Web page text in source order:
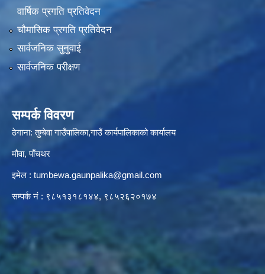
वार्षिक प्रगति प्रतिवेदन
चौमासिक प्रगति प्रतिवेदन
सार्वजनिक सुनुवाई
सार्वजनिक परीक्षण
सम्पर्क विवरण
ठेगाना: तुम्बेवा गाउँपालिका,गाउँ कार्यपालिकाको कार्यालय
मौवा, पाँचथर
इमेल : tumbewa.gaunpalika@gmail.com
सम्पर्क नं : ९८५१३१८१४४, ९८५२६२०१७४